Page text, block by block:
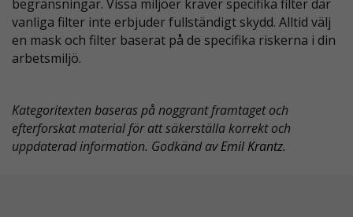
begränsningar. Vissa miljöer kräver specifika filter där
vanliga filter inte erbjuder fullständigt skydd. Alltid välj
en mask och filter baserat på de specifika riskerna i din
arbetsmiljö.
Kategoritexten baseras på noggrant framtaget och
efterforskat material för att säkerställa korrekt och
uppdaterad information. Godkänd avEmil Krantz.